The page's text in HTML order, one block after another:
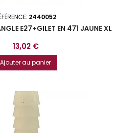
2440052
E27+GILET EN 471 JAUNE XL
Prix
13,02 €
Ajouter au panier